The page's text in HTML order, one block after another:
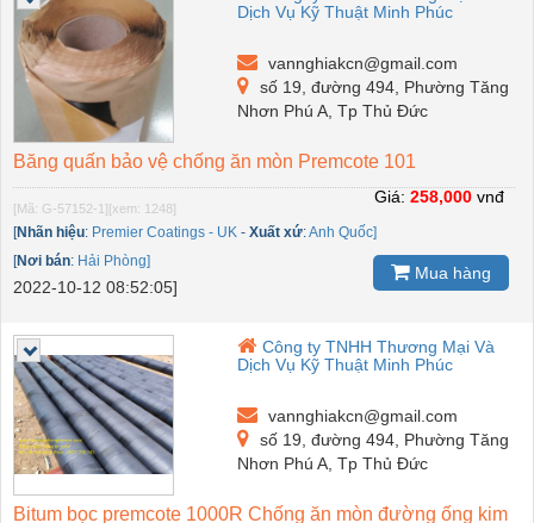
Dịch Vụ Kỹ Thuật Minh Phúc
vannghiakcn@gmail.com
số 19, đường 494, Phường Tăng
Nhơn Phú A, Tp Thủ Đức
Băng quấn bảo vệ chống ăn mòn Premcote 101
[Mã: G-57152-1][xem: 1248]
[Nhãn hiệu: Premier Coatings - UK - Xuất xứ:Anh Quốc]
[Nơi bán: Hải Phòng]
2022-10-12 08:52:05]
Giá: 258,000 vnđ
Mua hàng
Công ty TNHH Thương Mại Và
Dịch Vụ Kỹ Thuật Minh Phúc
vannghiakcn@gmail.com
số 19, đường 494, Phường Tăng
Nhơn Phú A, Tp Thủ Đức
Bitum bọc premcote 1000R Chống ăn mòn đường ống kim